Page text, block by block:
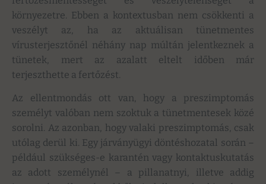
környezetre. Ebben a kontextusban nem csökkenti a
veszélyt az, ha az aktuálisan tünetmentes
vírusterjesztőnél néhány nap múltán jelentkeznek a
tünetek, mert az azalatt eltelt időben már
terjeszthette a fertőzést.
Az ellentmondás ott van, hogy a preszimptomás
személyt valóban nem szoktuk a tünetmentesek közé
sorolni. Az azonban, hogy valaki preszimptomás, csak
utólag derül ki. Egy járványügyi döntéshozatal során –
például szükséges-e karantén vagy kontaktuskutatás
az adott személynél – a pillanatnyi, illetve addig